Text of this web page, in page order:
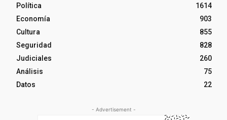
Política
1614
Economía
903
Cultura
855
Seguridad
828
Judiciales
260
Análisis
75
Datos
22
- Advertisement -